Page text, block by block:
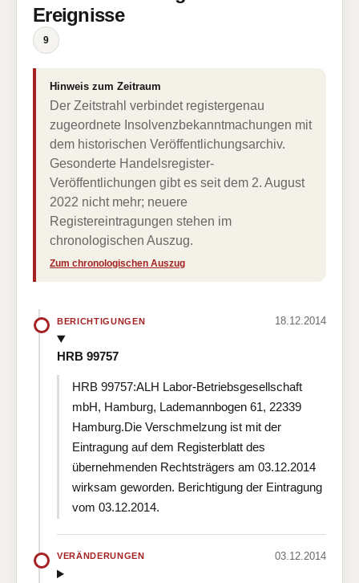
Ereignisse
9
Hinweis zum Zeitraum
Der Zeitstrahl verbindet registergenau
zugeordnete Insolvenzbekanntmachungen mit
dem historischen Veröffentlichungsarchiv.
Gesonderte Handelsregister-
Veröffentlichungen gibt es seit dem 2. August
2022 nicht mehr; neuere
Registereintragungen stehen im
chronologischen Auszug.
Zum chronologischen Auszug
BERICHTIGUNGEN 18.12.2014
HRB 99757
HRB 99757:ALH Labor-Betriebsgesellschaft
mbH, Hamburg, Lademannbogen 61, 22339
Hamburg.Die Verschmelzung ist mit der
Eintragung auf dem Registerblatt des
übernehmenden Rechtsträgers am 03.12.2014
wirksam geworden. Berichtigung der Eintragung
vom 03.12.2014.
VERÄNDERUNGEN 03.12.2014